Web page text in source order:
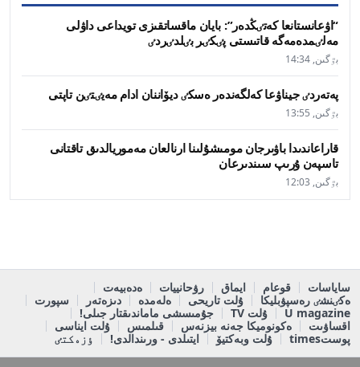
“اۋعانستانعا كەتٸڭدەر”: بايان ماقساتقىزى تويداعى داۋلى
مەلٸمدەمەگە قاتىستى پٸكٸر بٸلدٸردٸ
بٷگىن, 14:34
پەتەردٸ جيناۋعا كەلگەندەر ەسكٸ ديۆاننان ادام مەيٸتٸن تاپتى
بٷگىن, 13:55
قاراعاندىدا باۋىرجان مومىشۇلىنا ارنالعان مەموريالدىق تاقتانى
تاسپەن ۇرىپ سىندىرعان
بٷگىن, 12:03
ساياسات قوعام ايماق رۋحانييات
ەدەبيەت
ەكٸنشٸ رەسپۋبليكا
ۇلت تاريحى ەلەمدە دىزەتەر
سپورت
U magazine
ۇلت TV
جۇمىسشى ماماندىقتار جىلى!
اقساۋىت
ەكونوميكا جەنە بيزنەس قىلمىس
ۇلت ايناسى
پوستtimes
ۇلت وبەكتيۆ ايتىلدى - ورىندالدى! ٶزەكتٸ